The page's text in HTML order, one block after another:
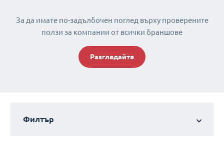
За да имате по-задълбочен поглед върху проверените
ползи за компании от всички браншове
Разгледайте
Филтър